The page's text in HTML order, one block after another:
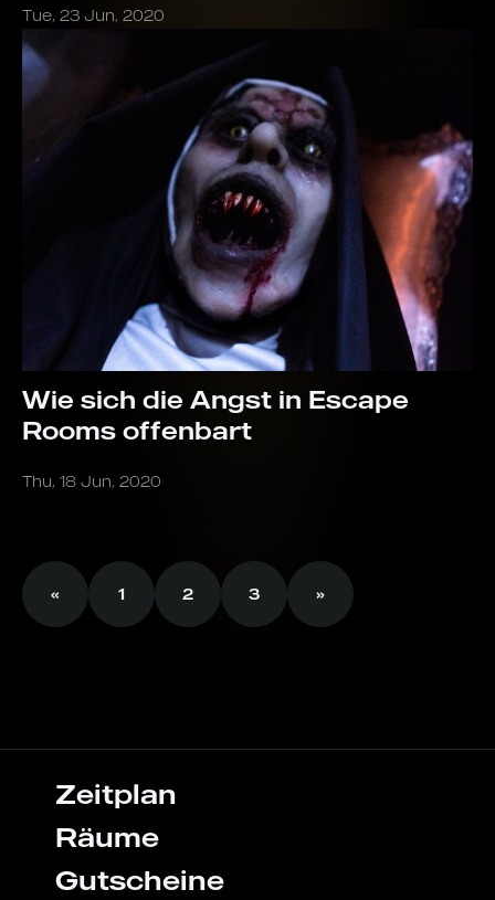
Tue, 23 Jun, 2020
Wie sich die Angst in Escape
Rooms offenbart
Thu, 18 Jun, 2020
« 1 2 3 »
Zeitplan
Räume
Gutscheine